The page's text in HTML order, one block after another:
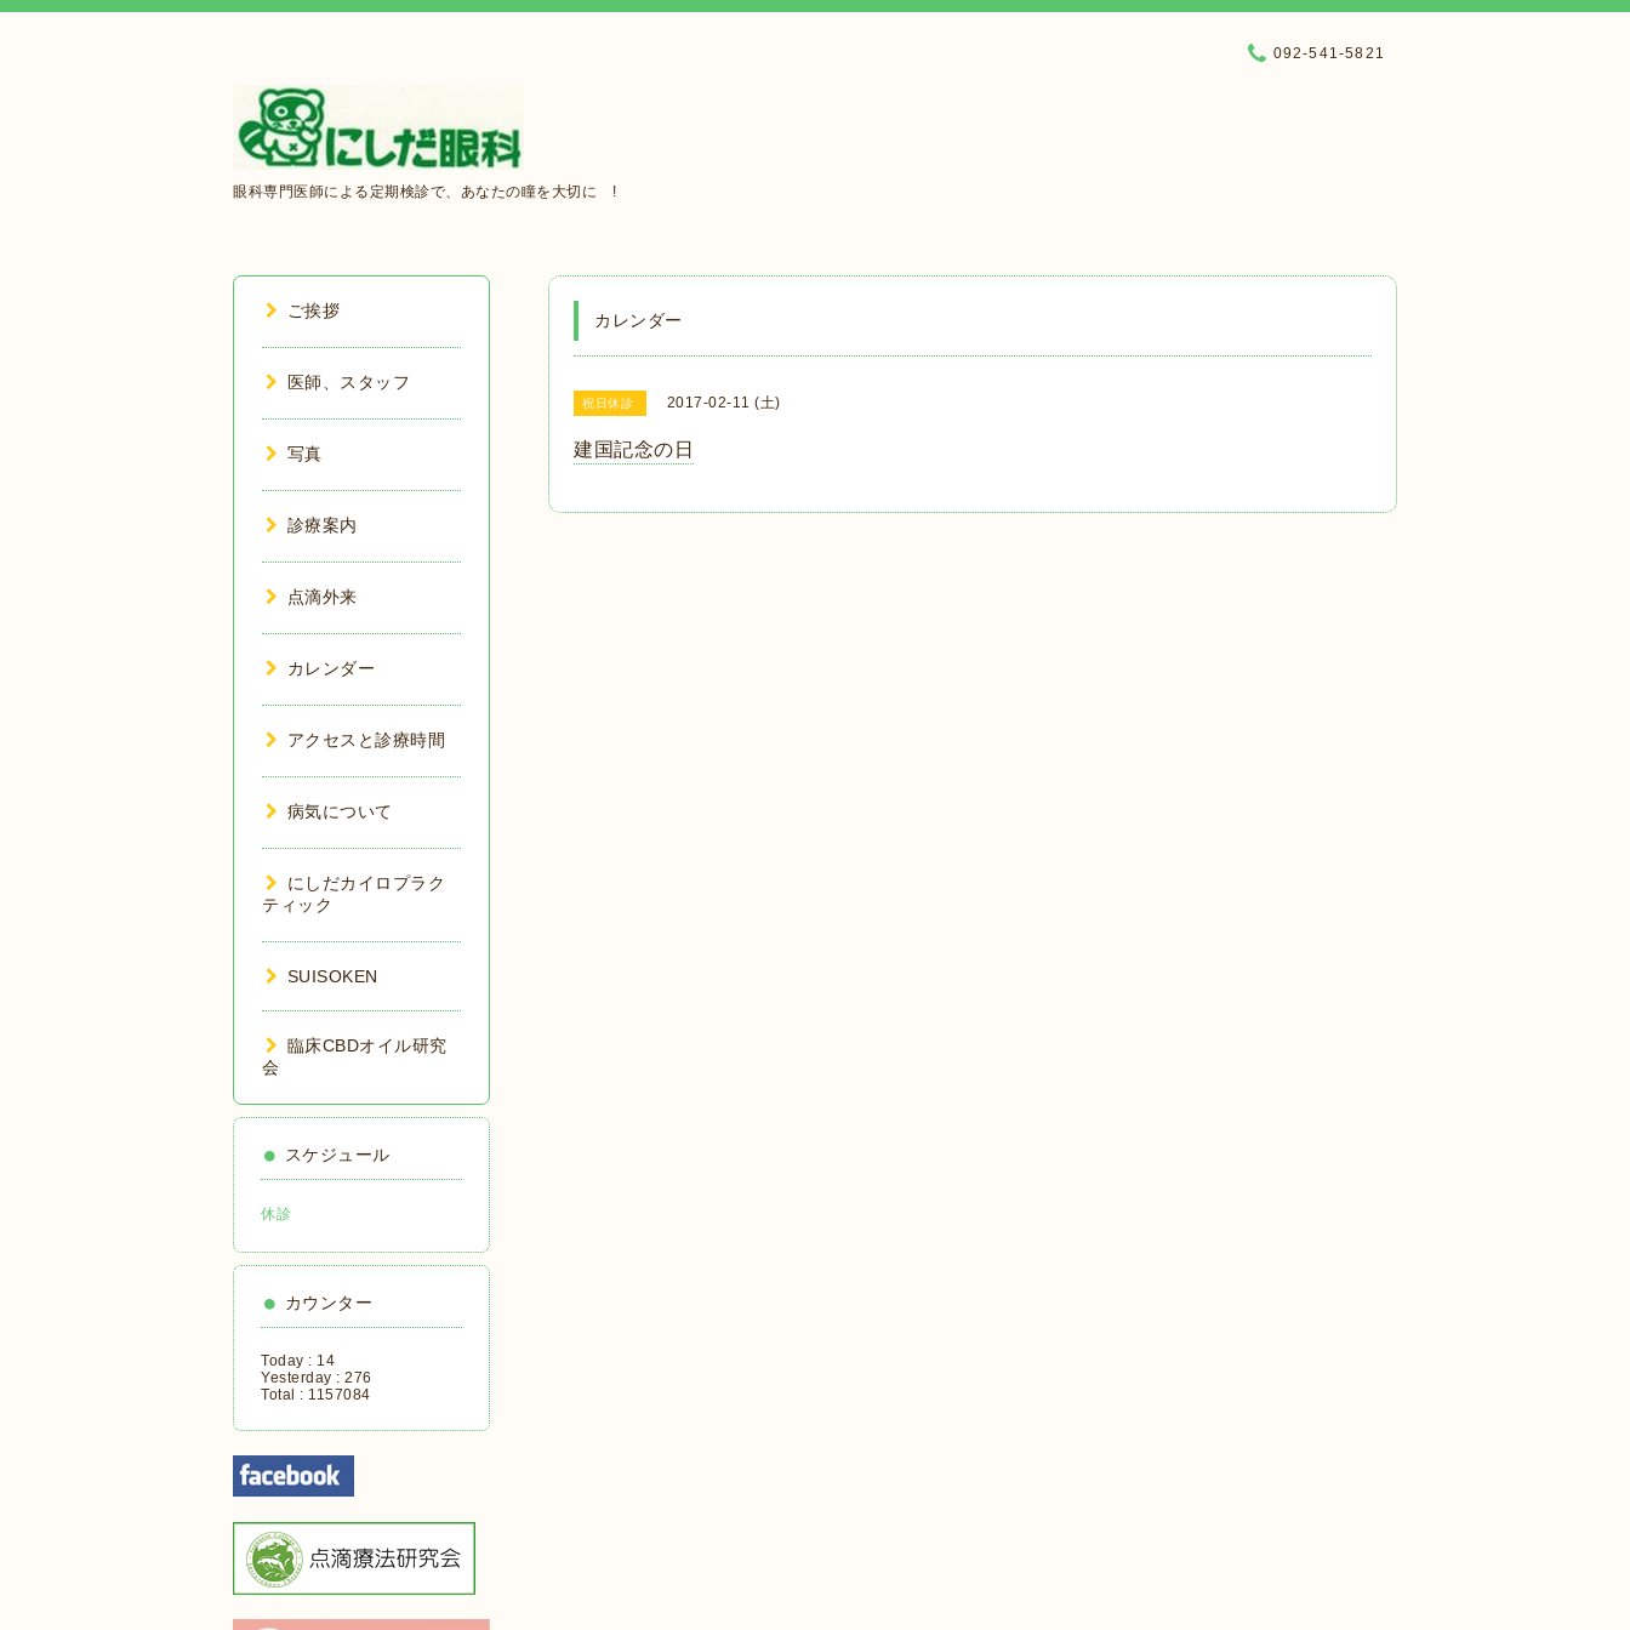
眼科専門医師による定期検診で、あなたの瞳を大切に !
092-541-5821
カレンダー
祝日休診 2017-02-11 (土)
建国記念の日
ご挨拶
医師、スタッフ
写真
診療案内
点滴外来
カレンダー
アクセスと診療時間
病気について
にしだカイロプラク
ティック
SUISOKEN
臨床CBDオイル研究
会
スケジュール
休診
カウンター
Today : 14
Yesterday : 276
Total : 1157084